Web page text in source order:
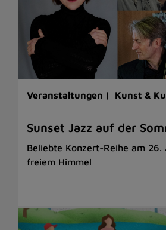
Veranstaltungen | Kunst &
Sunset Jazz auf der
Beliebte Konzert-Reihe am 26.
freiem Himmel